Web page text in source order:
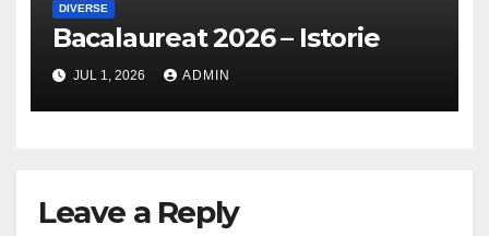
DIVERSE
Bacalaureat 2026 – Istorie
JUL 1, 2026 ADMIN
Leave a Reply